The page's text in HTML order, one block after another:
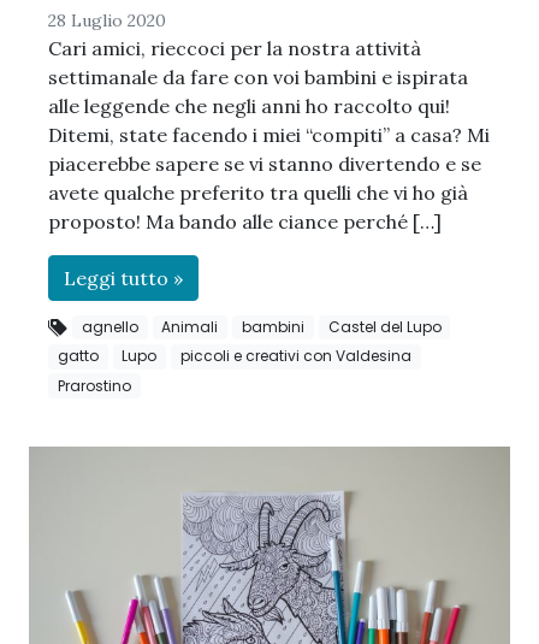
28 Luglio 2020
Cari amici, rieccoci per la nostra attività
settimanale da fare con voi bambini e ispirata
alle leggende che negli anni ho raccolto qui!
Ditemi, state facendo i miei “compiti” a casa? Mi
piacerebbe sapere se vi stanno divertendo e se
avete qualche preferito tra quelli che vi ho già
proposto! Ma bando alle ciance perché […]
Leggi tutto »
agnello Animali bambini
Castel del Lupo
gatto
Lupo
piccoli e creativi con Valdesina
Prarostino